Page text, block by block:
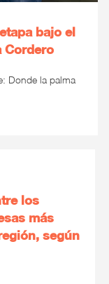
bajo el
Cordero
Donde la palma
los
más
según